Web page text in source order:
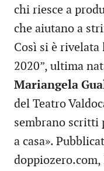
chi riesce a
che aiutano a
Così si è rivelata
2020”, ultima
Mariangela
del Teatro
sembrano scritti
a casa».